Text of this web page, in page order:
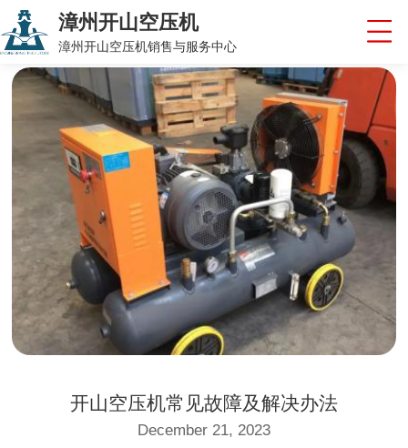
漳州开山空压机
漳州开山空压机销售与服务中心
开山空压机常见故障及解决办法
December 21, 2023